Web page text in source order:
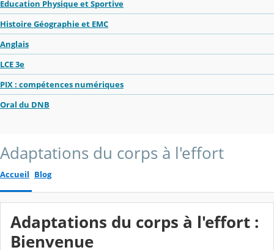
Education Physique et Sportive
Histoire Géographie et EMC
Anglais
LCE 3e
PIX : compétences numériques
Oral du DNB
Adaptations du corps à l'effort
Accueil Blog
Adaptations du corps à l'effort :
Bienvenue